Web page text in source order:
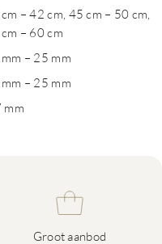
– 42 cm, 45 cm – 50 cm,
– 60 cm
– 25 mm
– 25 mm
mm
Groot aanbod